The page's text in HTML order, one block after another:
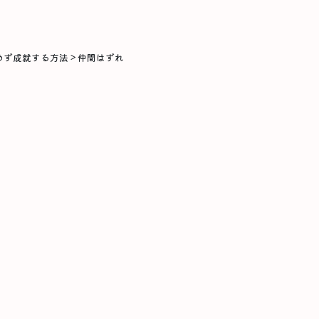
成就する方法 >仲間はずれ